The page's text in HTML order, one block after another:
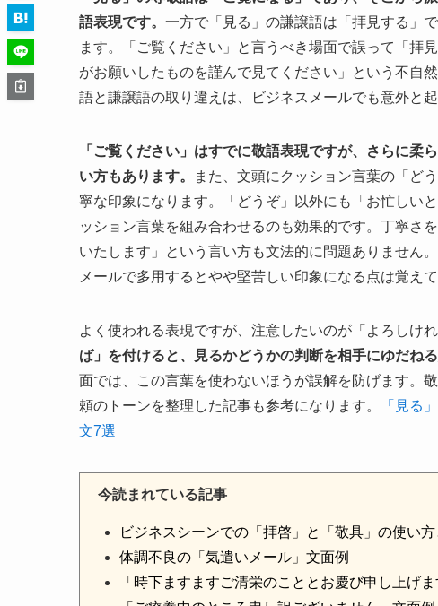
語表現です。 一方で「見る」の謙譲語は「拝見する」
ます。「ご覧ください」と言うべき場面で誤って「拝
がお願いしたものを謹んで見てください」という不自
語と謙譲語の取り違えは、ビジネスメールでも意外と
「ご覧ください」はすでに敬語表現ですが、さらに
い方もあります。
また、文頭にクッション言葉の「ど
寧な印象になります。「どうぞ」以外にも「お忙しい
ッション言葉を組み合わせるのも効果的です。丁寧さ
いたします」という言い方も文法的に問題ありません
メールで多用するとやや堅苦しい印象になる点は覚え
よく使われる表現ですが、注意したいのが「よろしけ
ば」を付けると、見るかどうかの判断を相手にゆだねる
面では、この言葉を使わないほうが誤解を防げます。
頼のトーンを整理した記事も参考になります。
「見る
文7選
今読まれている記事
ビジネスシーンでの「拝啓」と「敬具」の使い
体調不良の「気遣いメール」文面例
「時下ますますご清栄のこととお慶び申し上げ